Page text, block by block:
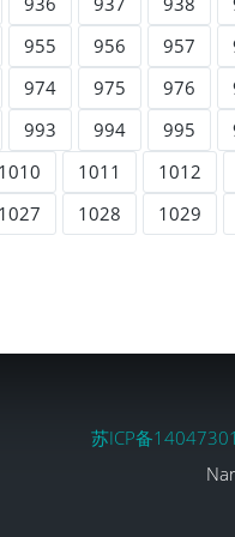
955 956 957
974 975 976
993 994 995
1010 1011 1012
1027 1028 1029
苏ICP备